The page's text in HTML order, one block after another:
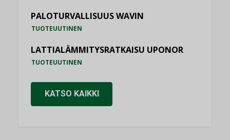
PALOTURVALLISUUS WAVIN
TUOTEUUTINEN
LATTIALÄMMITYSRATKAISU UPONOR
TUOTEUUTINEN
KATSO KAIKKI